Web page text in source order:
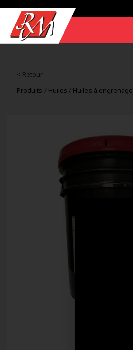
< Retour
Produits / Huiles / Huiles à engrenage